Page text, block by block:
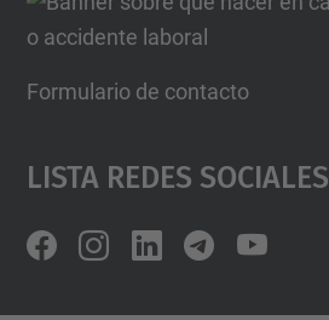
Formulario de contacto
Lista Redes Sociales